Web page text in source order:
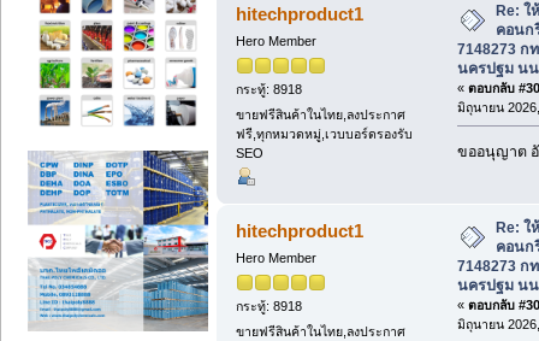
hitechproduct1
Hero Member
กระทู้: 8918
ขายฟรีสินค้าในไทย,ลงประกาศ
ฟรี,ทุกหมวดหมู่,เวบบอร์ดรองรับ
SEO
Re: ใ
คอนก
7148273 ก
นครปฐม น
« ตอบกลับ
มิถุนายน
ขออนุญาต
hitechproduct1
Hero Member
กระทู้: 8918
ขายฟรีสินค้าในไทย,ลงประกาศ
Re: ใ
คอนก
7148273 ก
นครปฐม น
« ตอบกลับ
มิถุนายน